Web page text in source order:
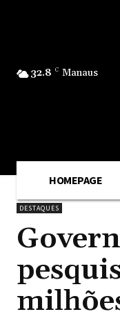
32.8 C Manaus
HOMEPAGE
DESTAQUES